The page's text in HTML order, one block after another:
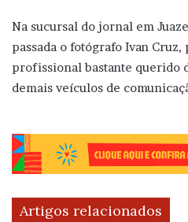
Na sucursal do jornal em
passada o fotógrafo Ivan Cruz,
profissional bastante querido
demais veículos de
Artigos relacionados